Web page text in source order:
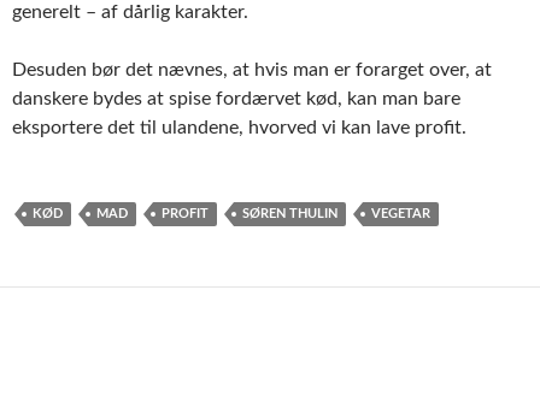
generelt – af dårlig karakter.
Desuden bør det nævnes, at hvis man er forarget over, at
danskere bydes at spise fordærvet kød, kan man bare
eksportere det til ulandene, hvorved vi kan lave profit.
KØD MAD PROFIT SØREN THULIN VEGETAR